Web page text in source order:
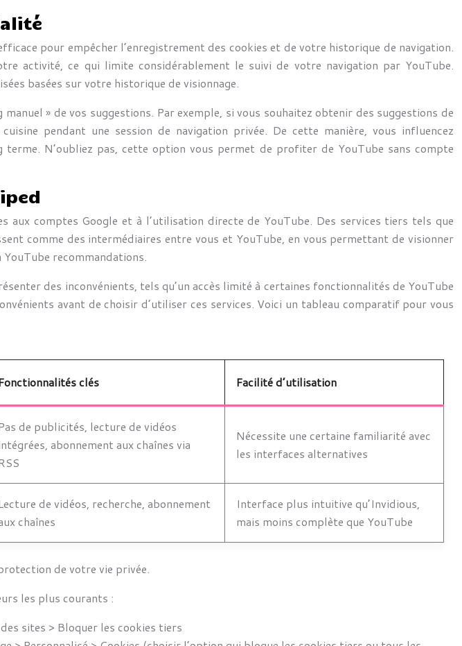
pour empêcher l’enregistrement des cookies et de votre historique de navigation.
activité, ce qui limite considérablement le suivi de votre navigation par YouTube.
basées sur votre historique de visionnage.
» de vos suggestions. Par exemple, si vous souhaitez obtenir des suggestions de
pendant une session de navigation privée. De cette manière, vous influencez
N’oubliez pas, cette option vous permet de profiter de YouTube sans compte
comptes Google et à l’utilisation directe de YouTube. Des services tiers tels que
comme des intermédiaires entre vous et YouTube, en vous permettant de visionner
recommandations.
des inconvénients, tels qu’un accès limité à certaines fonctionnalités de YouTube
avant de choisir d’utiliser ces services. Voici un tableau comparatif pour vous
clés Facilité d’utilisation
de publicités, lecture de vidéos
abonnement aux chaînes via
Nécessite une certaine familiarité avec
les interfaces alternatives
de vidéos, recherche, abonnement
chaînes
Interface plus intuitive qu’Invidious,
mais moins complète que YouTube
de votre vie privée.
les plus courants :
sites > Bloquer les cookies tiers